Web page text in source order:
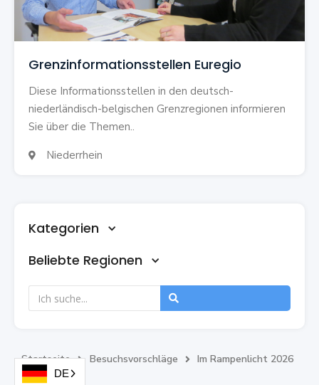
Kategorien
Beliebte Regionen
Grenzinformationsstellen Euregio
Diese Informationsstellen in den deutsch-
niederländisch-belgischen Grenzregionen informieren
Sie über die Themen..
 Niederrhein
Startseite  Besuchsvorschläge  Im Rampenlicht 2026
DE